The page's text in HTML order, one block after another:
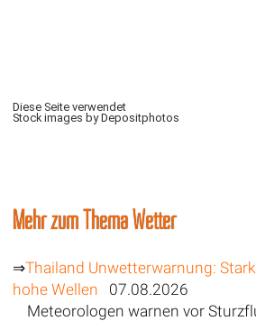
Diese Seite verwendet
Stock images by Depositphotos
Mehr zum Thema Wetter
⇒Thailand Unwetterwarnung:
hohe Wellen 07.08.2026
Meteorologen warnen vor